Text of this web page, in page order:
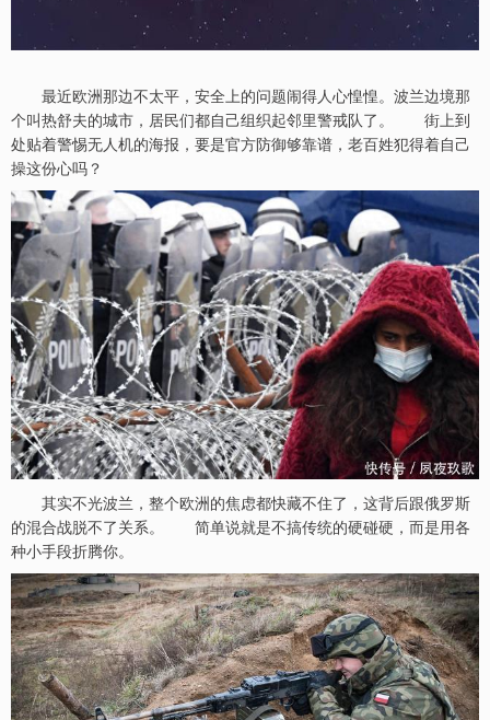
最近欧洲那边不太平，安全上的问题闹得人心惶惶。波兰边境那
个叫热舒夫的城市，居民们都自己组织起邻里警戒队了。 街上到
处贴着警惕无人机的海报，要是官方防御够靠谱，老百姓犯得着自己
操这份心吗？
其实不光波兰，整个欧洲的焦虑都快藏不住了，这背后跟俄罗斯
的混合战脱不了关系。 简单说就是不搞传统的硬碰硬，而是用各
种小手段折腾你。